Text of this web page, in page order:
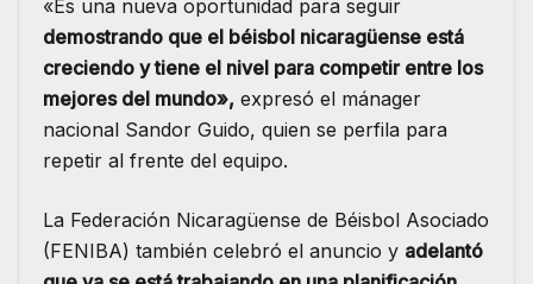
«Es una nueva oportunidad para seguir
demostrando que el béisbol nicaragüense está
creciendo y tiene el nivel para competir entre los
mejores del mundo», expresó el mánager
nacional Sandor Guido, quien se perfila para
repetir al frente del equipo.
La Federación Nicaragüense de Béisbol Asociado
(FENIBA) también celebró el anuncio y adelantó